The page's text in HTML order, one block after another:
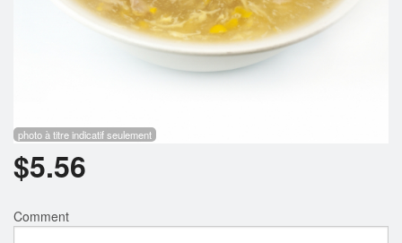
photo à titre indicatif seulement
$5.56
Comment